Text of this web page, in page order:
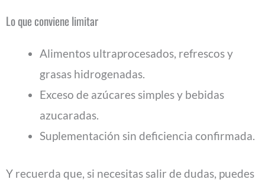
Lo que conviene limitar
Alimentos ultraprocesados, refrescos y
grasas hidrogenadas.
Exceso de azúcares simples y bebidas
azucaradas.
Suplementación sin deficiencia confirmada.
Y recuerda que, si necesitas salir de dudas, puedes